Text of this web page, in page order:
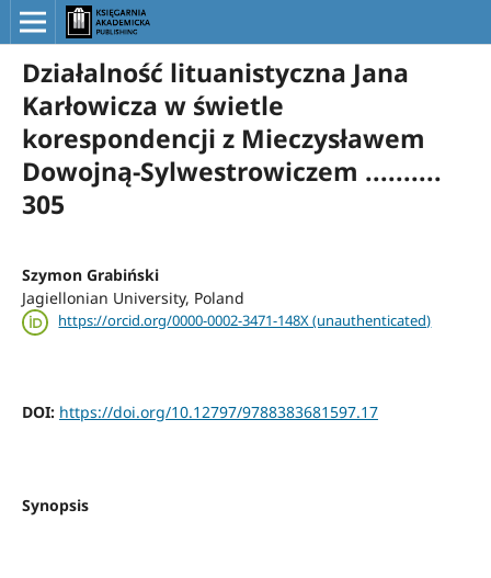
Działalność lituanistyczna Jana
Karłowicza w świetle
korespondencji z Mieczysławem
Dowojną-Sylwestrowiczem ..........
305
Szymon Grabiński
Jagiellonian University, Poland
https://orcid.org/0000-0002-3471-148X (unauthenticated)
DOI: https://doi.org/10.12797/9788383681597.17
Synopsis